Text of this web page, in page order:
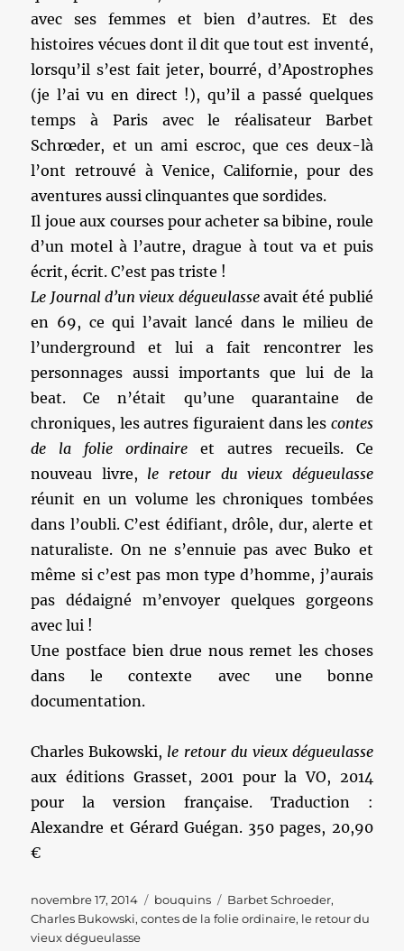
avec ses femmes et bien d’autres. Et des
histoires vécues dont il dit que tout est inventé,
lorsqu’il s’est fait jeter, bourré, d’Apostrophes
(je l’ai vu en direct !), qu’il a passé quelques
temps à Paris avec le réalisateur Barbet
Schrœder, et un ami escroc, que ces deux-là
l’ont retrouvé à Venice, Californie, pour des
aventures aussi clinquantes que sordides.
Il joue aux courses pour acheter sa bibine, roule
d’un motel à l’autre, drague à tout va et puis
écrit, écrit. C’est pas triste !
Le Journal d’un vieux dégueulasseavait été publié
en 69, ce qui l’avait lancé dans le milieu de
l’underground et lui a fait rencontrer les
personnages aussi importants que lui de la
beat. Ce n’était qu’une quarantaine de
chroniques, les autres figuraient dans les contes
de la folie ordinaire et autres recueils. Ce
nouveau livre, le retour du vieux dégueulasse
réunit en un volume les chroniques tombées
dans l’oubli. C’est édifiant, drôle, dur, alerte et
naturaliste. On ne s’ennuie pas avec Buko et
même si c’est pas mon type d’homme, j’aurais
pas dédaigné m’envoyer quelques gorgeons
avec lui !
Une postface bien drue nous remet les choses
dans le contexte avec une bonne
documentation.
Charles Bukowski, le retour du vieux dégueulasse
aux éditions Grasset, 2001 pour la VO, 2014
pour la version française. Traduction :
Alexandre et Gérard Guégan. 350 pages, 20,90
€
Publié
le
novembre 17, 2014 Catégories
bouquins Étiquettes
Barbet Schroeder,
Charles Bukowski,contes de la folie ordinaire, le retour du
vieux dégueulasse